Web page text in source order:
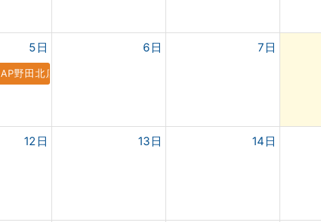
5日
野田北店】8.5 SAP野田北 シーナ。収録
6日 7日
12日 13日 14日